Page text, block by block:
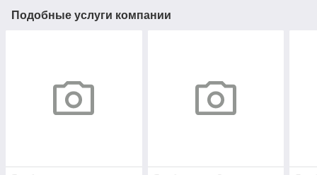
Подобные услуги компании